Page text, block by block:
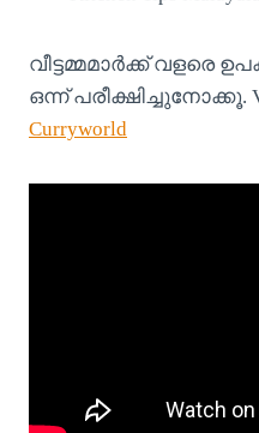
വീട്ടമ്മമാർക്ക് വളരെ
ഒന്ന് പരീക്ഷിച്ചുനോക്കൂ.
Curryworld